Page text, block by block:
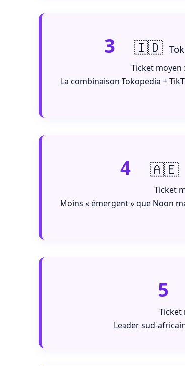
3 🇮🇩
Ticket moyen
La combinaison Tokopedia +
4 🇦🇪
Ticket
Moins « émergent » que Noon
5
Ticket
Leader sud-